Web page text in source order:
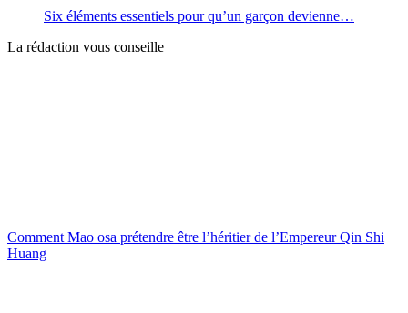
Six éléments essentiels pour qu’un garçon devienne…
La rédaction vous conseille
Comment Mao osa prétendre être l’héritier de l’Empereur Qin Shi
Huang